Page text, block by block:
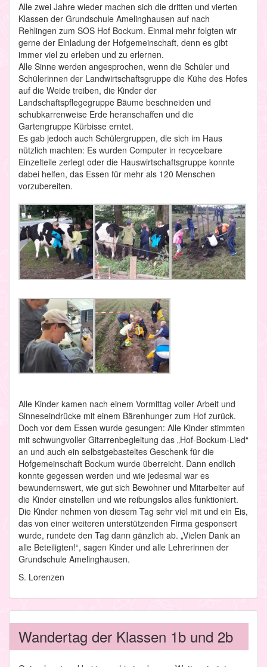
Alle zwei Jahre wieder machen sich die dritten und vierten
Klassen der Grundschule Amelinghausen auf nach
Rehlingen zum SOS Hof Bockum. Einmal mehr folgten wir
gerne der Einladung der Hofgemeinschaft, denn es gibt
immer viel zu erleben und zu erlernen.
Alle Sinne werden angesprochen, wenn die Schüler und
Schülerinnen der Landwirtschaftsgruppe die Kühe des Hofes
auf die Weide treiben, die Kinder der
Landschaftspflegegruppe Bäume beschneiden und
schubkarrenweise Erde heranschaffen und die
Gartengruppe Kürbisse erntet.
Es gab jedoch auch Schülergruppen, die sich im Haus
nützlich machten: Es wurden Computer in recycelbare
Einzelteile zerlegt oder die Hauswirtschaftsgruppe konnte
dabei helfen, das Essen für mehr als 120 Menschen
vorzubereiten.
Alle Kinder kamen nach einem Vormittag voller Arbeit und
Sinneseindrücke mit einem Bärenhunger zum Hof zurück.
Doch vor dem Essen wurde gesungen: Alle Kinder stimmten
mit schwungvoller Gitarrenbegleitung das „Hof-Bockum-Lied“
an und auch ein selbstgebasteltes Geschenk für die
Hofgemeinschaft Bockum wurde überreicht. Dann endlich
konnte gegessen werden und wie jedesmal war es
bewundernswert, wie gut sich Bewohner und Mitarbeiter auf
die Kinder einstellen und wie reibungslos alles funktioniert.
Die Kinder nehmen von diesem Tag sehr viel mit und ein Eis,
das von einer weiteren unterstützenden Firma gesponsert
wurde, rundete den Tag dann gänzlich ab. „Vielen Dank an
alle Beteiligten!“, sagen Kinder und alle Lehrerinnen der
Grundschule Amelinghausen.
S. Lorenzen
Wandertag der Klassen 1b und 2b